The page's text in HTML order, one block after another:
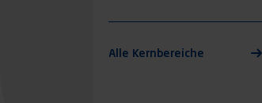
Alle Kernbereiche